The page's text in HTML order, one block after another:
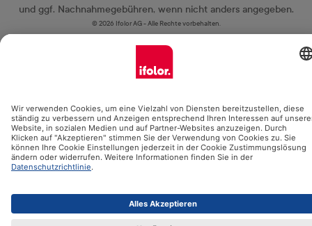
und ggf. Nachnahmegebühren, wenn nicht anders angegeben.
© 2026 Ifolor AG - Alle Rechte vorbehalten.